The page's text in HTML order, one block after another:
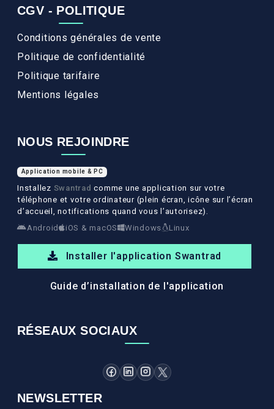
CGV - POLITIQUE
Conditions générales de vente
Politique de confidentialité
Politique tarifaire
Mentions légales
NOUS REJOINDRE
Application mobile & PC
Installez Swantrad comme une application sur votre
téléphone et votre ordinateur (plein écran, icône sur l’écran
d’accueil, notifications quand vous l’autorisez).
Android
iOS & macOS Windows Linux
Installer l'application Swantrad
Guide d’installation de l'application
RÉSEAUX SOCIAUX
NEWSLETTER